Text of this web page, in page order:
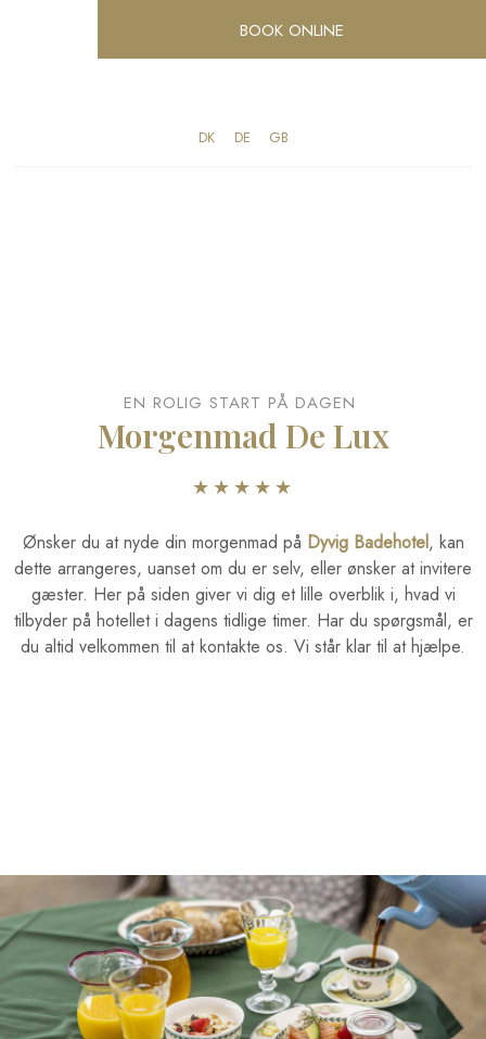
BOOK ONLINE
DK DE GB
EN ROLIG START PÅ DAGEN
Morgenmad De Lux
​★★★★​★
Ønsker du at nyde din morgenmad på Dyvig Badehotel, kan
dette arrangeres, uanset om du er selv, eller ønsker at invitere
gæster. Her på siden giver vi dig et lille overblik i, hvad vi
tilbyder på hotellet i dagens tidlige timer. Har du spørgsmål, er
du altid velkommen til at kontakte os. Vi står klar til at hjælpe.